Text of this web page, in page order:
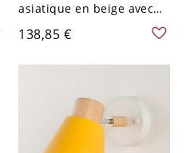
asiatique en beige avec
abat-jour en tissu et base
en marbre pour salon -
110 V-120 V
138,85 €